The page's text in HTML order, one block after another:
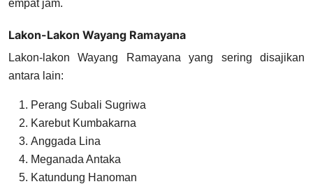
empat jam.
Lakon-Lakon Wayang Ramayana
Lakon-lakon Wayang Ramayana yang sering disajikan
antara lain:
Perang Subali Sugriwa
Karebut Kumbakarna
Anggada Lina
Meganada Antaka
Katundung Hanoman